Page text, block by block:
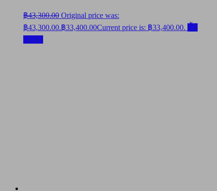
฿43,300.00 Original price was:
฿43,300.00.฿33,400.00Current price is: ฿33,400.00.